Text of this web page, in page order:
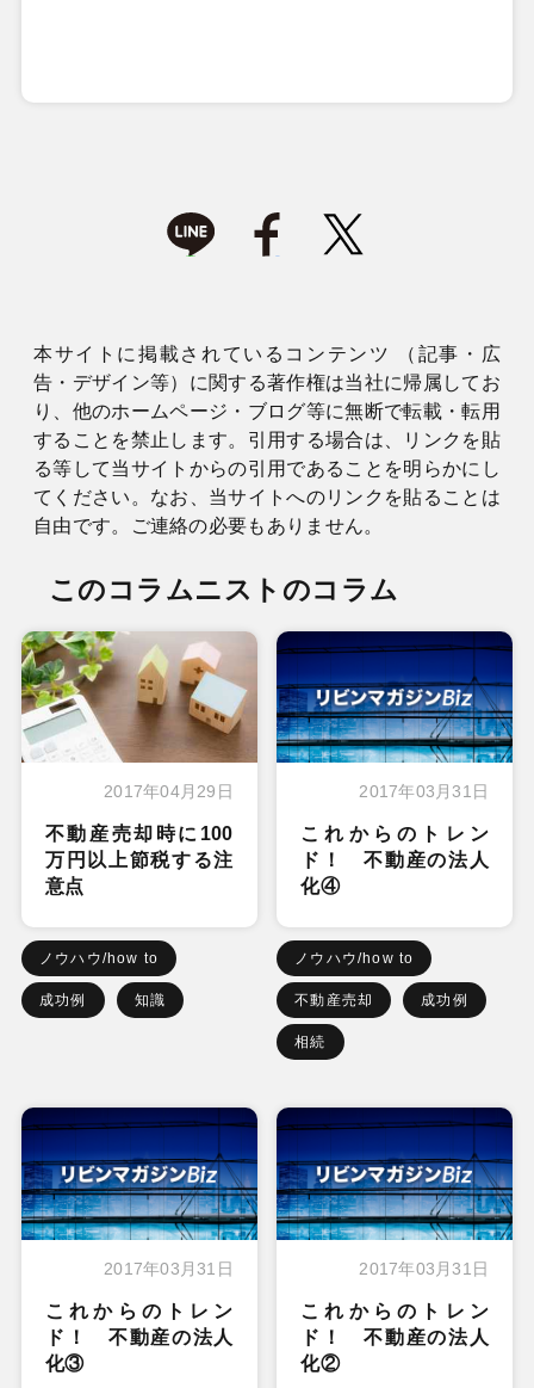
本サイトに掲載されているコンテンツ （記事・広
告・デザイン等）に関する著作権は当社に帰属してお
り、他のホームページ・ブログ等に無断で転載・転用
することを禁止します。引用する場合は、リンクを貼
る等して当サイトからの引用であることを明らかにし
てください。なお、当サイトへのリンクを貼ることは
自由です。ご連絡の必要もありません。
このコラムニストのコラム
2017年04月29日
不動産売却時に100
万円以上節税する注
意点
ノウハウ/how to
成功例 知識
2017年03月31日
これからのトレン
ド！ 不動産の法人
化④
ノウハウ/how to
不動産売却 成功例
相続
2017年03月31日
これからのトレン
ド！ 不動産の法人
化③
2017年03月31日
これからのトレン
ド！ 不動産の法人
化②